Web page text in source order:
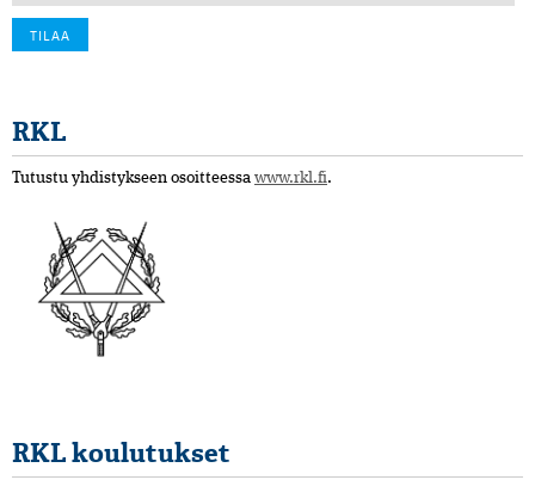
RKL
Tutustu yhdistykseen osoitteessa www.rkl.fi.
RKL koulutukset